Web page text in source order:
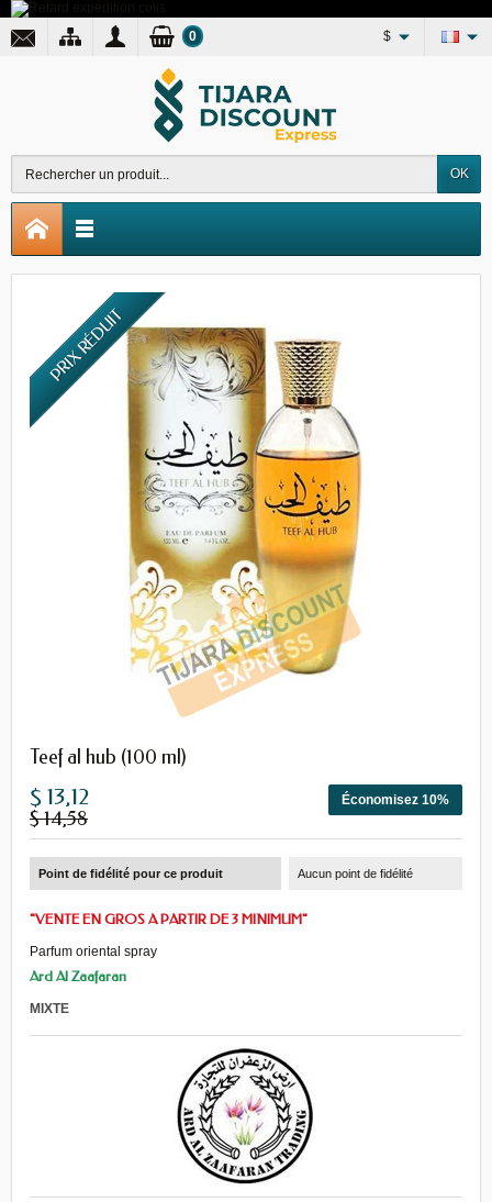
$
OK
0
PRIX RÉDUIT
Teef al hub (100 ml)
Économisez 10%
$ 13,12
$ 14,58
Point de fidélité pour ce produit Aucun point de fidélité
"VENTE EN GROS A PARTIR DE 3 MINIMUM"
Parfum oriental spray
Ard Al Zaafaran
MIXTE